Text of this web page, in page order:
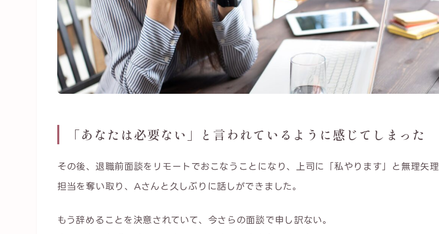
「あなたは必要ない」と言われているように感じてしまった
その後、退職前面談をリモートでおこなうことになり、上司に「私やります」と無理矢理
担当を奪い取り、Aさんと久しぶりに話しができました。
もう辞めることを決意されていて、今さらの面談で申し訳ない。